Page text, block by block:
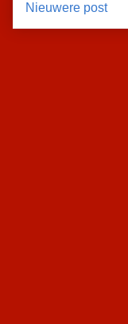
Nieuwere post